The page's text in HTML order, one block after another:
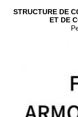
STRUCTURE DE
ET DE